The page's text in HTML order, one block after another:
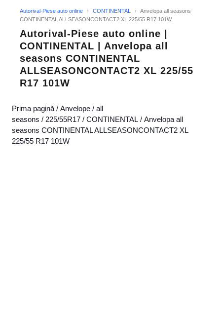
Autorival-Piese auto online › CONTINENTAL ›
Anvelopa all seasons
CONTINENTAL ALLSEASONCONTACT2 XL 225/55 R17 101W
Autorival-Piese auto online |
CONTINENTAL | Anvelopa all
seasons CONTINENTAL
ALLSEASONCONTACT2 XL 225/55
R17 101W
Prima pagină / Anvelope / all
seasons / 225/55R17 / CONTINENTAL / Anvelopa all
seasons CONTINENTAL ALLSEASONCONTACT2 XL
225/55 R17 101W